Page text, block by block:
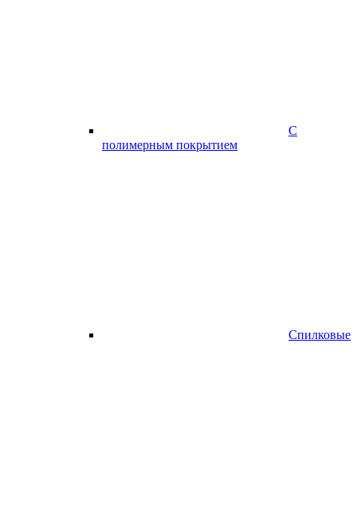
С
полимерным покрытием
Спилковые